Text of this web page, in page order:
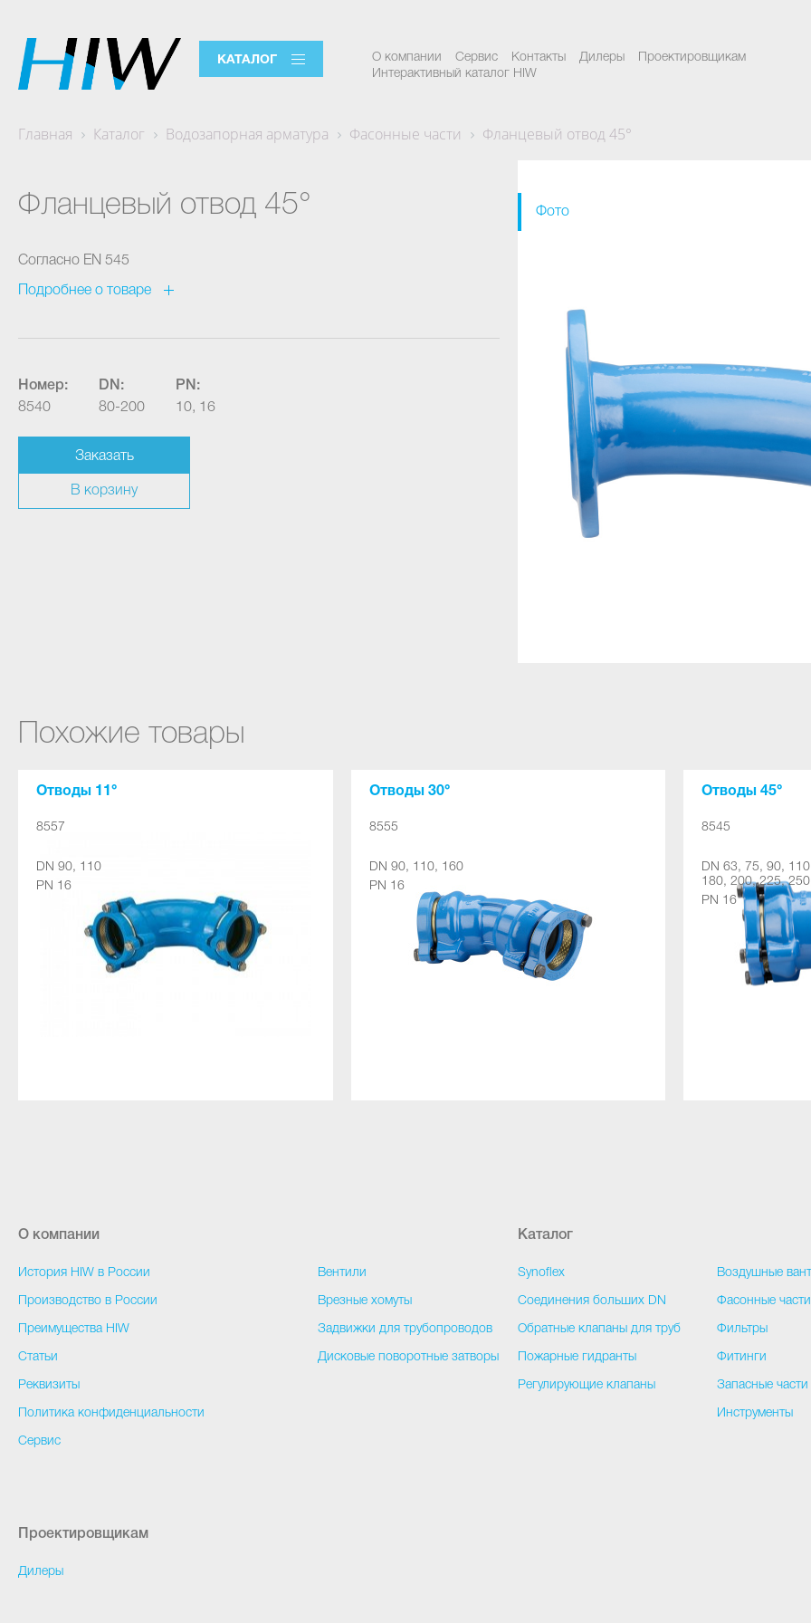
КАТАЛОГ О компании Сервис Контакты Дилеры
Проектировщикам
Интерактивный каталог HIW
Главная Каталог Водозапорная арматура Фасонные части Фланцевый отвод 45°
Фланцевый отвод 45°
Согласно EN 545
Подробнее о товаре
Номер:
8540
DN:
80-200
PN:
10, 16
Заказать
В корзину
Фото
Похожие товары
Отводы 11°
8557
DN 90, 110
PN 16
Отводы 30°
8555
DN 90, 110, 160
PN 16
Отводы 45°
8545
DN 63, 75, 90,
180, 200, 225,
PN 16
О компании
История HIW в России
Производство в России
Преимущества HIW
Статьи
Реквизиты
Политика конфиденциальности
Сервис
Вентили
Врезные хомуты
Задвижки для трубопроводов
Дисковые поворотные затворы
Каталог
Synoflex
Соединения больших DN
Обратные клапаны для труб
Пожарные гидранты
Регулирующие клапаны
Воздушные
Фасонные части
Фильтры
Фитинги
Запасные части
Инструменты
Проектировщикам
Дилеры